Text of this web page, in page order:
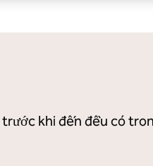
khi đến đều có